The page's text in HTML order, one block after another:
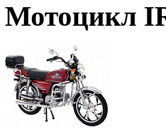
Мотоцикл